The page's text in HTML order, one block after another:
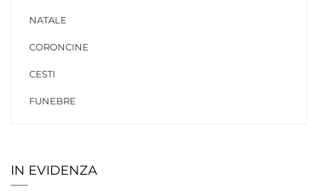
NATALE
CORONCINE
CESTI
FUNEBRE
IN EVIDENZA